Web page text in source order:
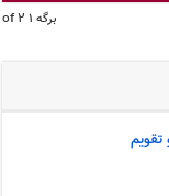
برگه 1 of 2